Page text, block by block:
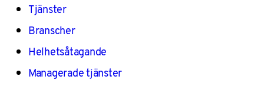
Tjänster
Branscher
Helhetsåtagande
Managerade tjänster